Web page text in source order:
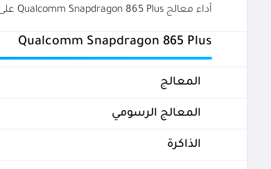
أداء معالج Qualcomm Snapdragon 865 Plus على منصة AnTuTu 10
Qualcomm Snapdragon 865 Plus
المعالج
المعالج الرسومي
الذاكرة